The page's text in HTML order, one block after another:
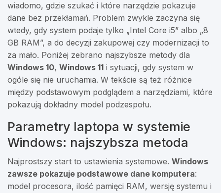
wiadomo, gdzie szukać i które narzędzie pokazuje
dane bez przekłamań. Problem zwykle zaczyna się
wtedy, gdy system podaje tylko „Intel Core i5” albo „8
GB RAM”, a do decyzji zakupowej czy modernizacji to
za mało. Poniżej zebrano najszybsze metody dla
Windows 10, Windows 11 i sytuacji, gdy system w
ogóle się nie uruchamia. W tekście są też różnice
między podstawowym podglądem a narzędziami, które
pokazują dokładny model podzespołu.
Parametry laptopa w systemie
Windows: najszybsza metoda
Najprostszy start to ustawienia systemowe. Windows
zawsze pokazuje podstawowe dane komputera:
model procesora, ilość pamięci RAM, wersję systemu i